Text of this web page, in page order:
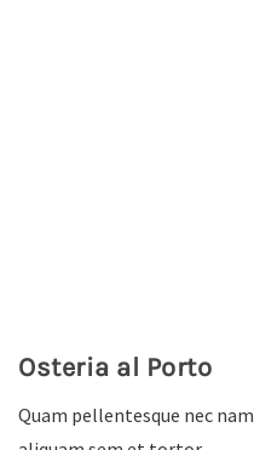
Osteria al Porto
Quam pellentesque nec nam